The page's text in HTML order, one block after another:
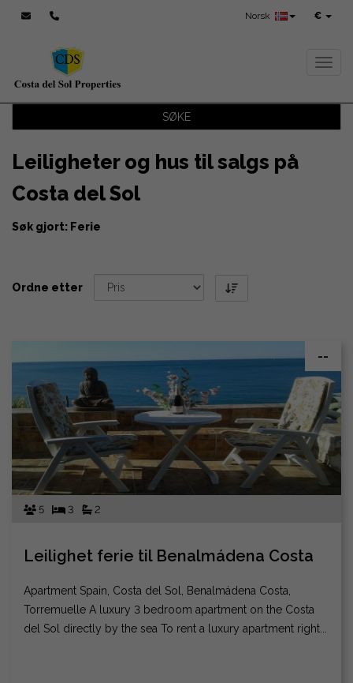
€
Norsk
SØKE
Leiligheter og hus til salgs på
Costa del Sol
Søk gjort: Ferie
Ordne etter
--
5 3 2
Leilighet ferie til Benalmádena Costa
Apartment Spain, Costa del Sol, Benalmádena Costa,
Torremuelle A luxury 3 bedroom apartment on the Costa
del Sol directly by the sea To rent a luxury apartment right...